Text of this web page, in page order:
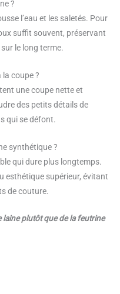
?
l’eau et les saletés. Pour
suffit souvent, préservant
le long terme.
la coupe ?
une coupe nette et
des petits détails de
qui se défont.
synthétique ?
qui dure plus longtemps.
esthétique supérieur, évitant
de couture.
plutôt que de la feutrine